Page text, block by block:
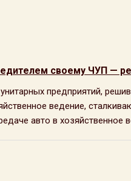
своему ЧУП —
предприятий,
ведение,
авто в хозяйственное